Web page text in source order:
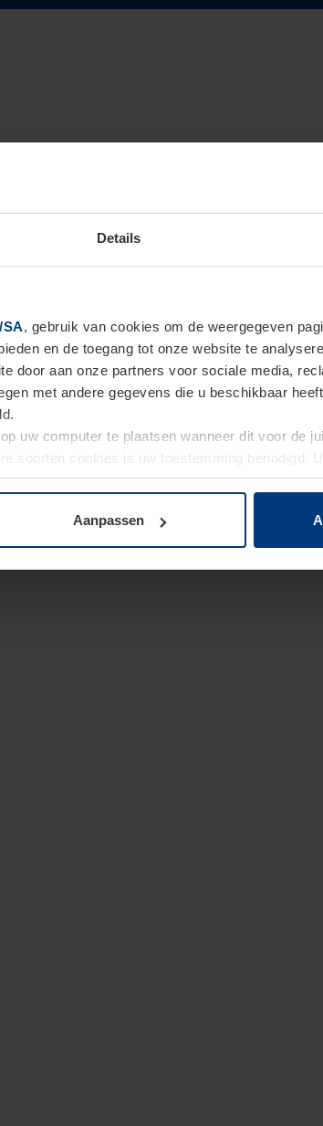
Details
, gebruik van cookies om de weergegeven
en de toegang tot onze website te
door aan onze partners voor sociale media,
met andere gegevens die u beschikbaar
uw computer te plaatsen wanneer dit voor de
soorten cookies is uw toestemming benodigd.
Privacyverklaringop onze website wijzigen
Aanpassen